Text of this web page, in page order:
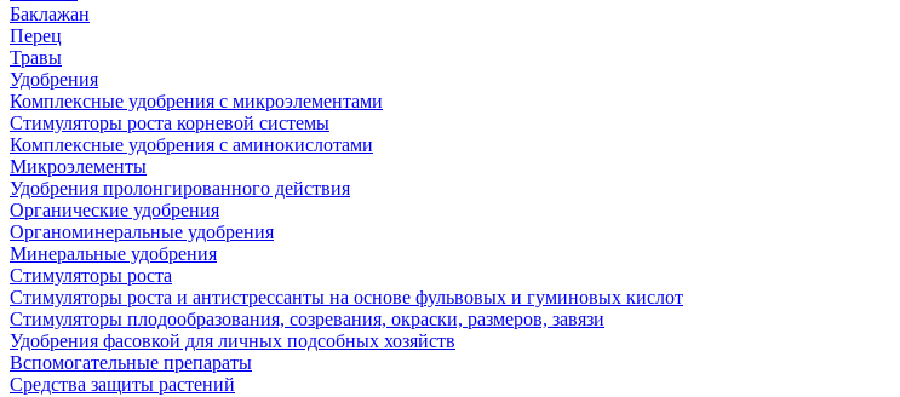
Баклажан
Перец
Травы
Удобрения
Комплексные удобрения с микроэлементами
Стимуляторы роста корневой системы
Комплексные удобрения с аминокислотами
Микроэлементы
Удобрения пролонгированного действия
Органические удобрения
Органоминеральные удобрения
Минеральные удобрения
Стимуляторы роста
Стимуляторы роста и антистрессанты на основе фульвовых и гуминовых кислот
Стимуляторы плодообразования, созревания, окраски, размеров, завязи
Удобрения фасовкой для личных подсобных хозяйств
Вспомогательные препараты
Средства защиты растений